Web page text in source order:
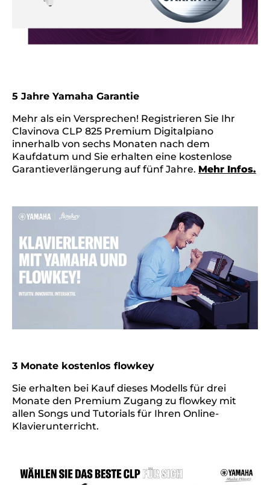
5 Jahre Yamaha Garantie
Mehr als ein Versprechen! Registrieren Sie Ihr
Clavinova CLP 825 Premium Digitalpiano
innerhalb von sechs Monaten nach dem
Kaufdatum und Sie erhalten eine kostenlose
Garantieverlängerung auf fünf Jahre. Mehr Infos.
3 Monate kostenlos flowkey
Sie erhalten bei Kauf dieses Modells für drei
Monate den Premium Zugang zu flowkey mit
allen Songs und Tutorials für Ihren Online-
Klavierunterricht.